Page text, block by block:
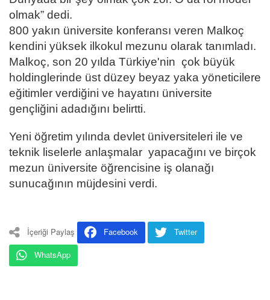
olmak” dedi.
800 yakın üniversite konferansı veren Malkoç
kendini yüksek ilkokul mezunu olarak tanımladı.
Malkoç, son 20 yılda Türkiye'nin çok büyük
holdinglerinde üst düzey beyaz yaka yöneticilere
eğitimler verdiğini ve hayatını üniversite
gençliğini adadığını belirtti.
Yeni öğretim yılında devlet üniversiteleri ile ve
teknik liselerle anlaşmalar yapacağını ve birçok
mezun üniversite öğrencisine iş olanağı
sunucağının müjdesini verdi.
İçeriği Paylaş Facebook
Twitter
WhatsApp